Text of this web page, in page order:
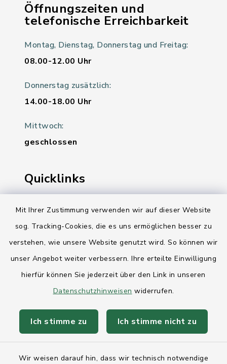
Mit Ihrer Zustimmung verwenden wir auf dieser Website
sog. Tracking-Cookies, die es uns ermöglichen besser zu
verstehen, wie unsere Website genutzt wird. So können wir
unser Angebot weiter verbessern. Ihre erteilte Einwilligung
hierfür können Sie jederzeit über den Link in unseren
Datenschutzhinweisen widerrufen.
Ich stimme zu Ich stimme nicht zu
Wir weisen darauf hin, dass wir technisch notwendige
Öffnungszeiten und
telefonische Erreichbarkeit
Montag, Dienstag, Donnerstag und Freitag:
08.00-12.00 Uhr
Donnerstag zusätzlich:
14.00-18.00 Uhr
Mittwoch:
geschlossen
Quicklinks
Landesregierung Schleswig-Holstein
Kreis Rendsburg-Eckernförde
AktivRegion Mittelholstein
Kontakt